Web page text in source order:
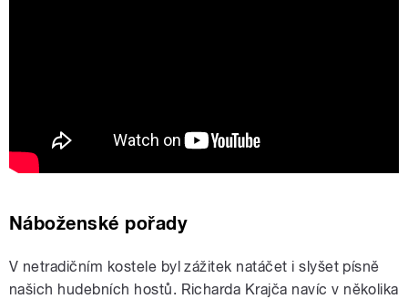
Náboženské pořady
V netradičním kostele byl zážitek natáčet i slyšet písně
našich hudebních hostů. Richarda Krajča navíc v několika